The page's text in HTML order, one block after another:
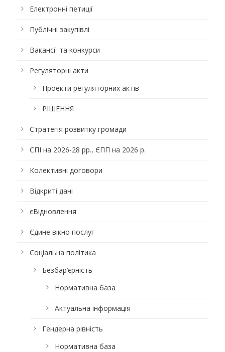
Електронні петиції
Публічні закупівлі
Вакансії та конкурси
Регуляторні акти
Проекти регуляторних актів
РІШЕННЯ
Стратегія розвитку громади
СПІ на 2026-28 рр., ЄПП на 2026 р.
Колективні договори
Відкриті дані
єВідновлення
Єдине вікно послуг
Соціальна політика
Безбар’єрність
Нормативна база
Актуальна інформація
Гендерна рівність
Нормативна база